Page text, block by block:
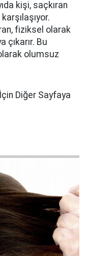
kişi, saçkıran
fiziksel olarak
çıkarır. Bu
olumsuz
Diğer Sayfaya